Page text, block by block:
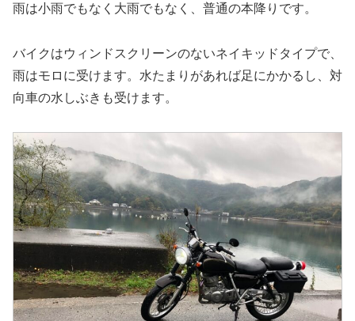
雨は小雨でもなく大雨でもなく、普通の本降りです。
バイクはウィンドスクリーンのないネイキッドタイプで、
雨はモロに受けます。水たまりがあれば足にかかるし、対
向車の水しぶきも受けます。